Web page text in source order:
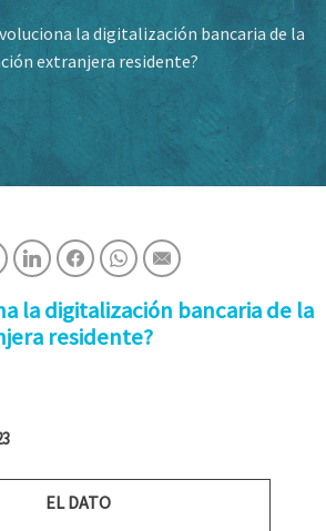
la digitalización bancaria de la
extranjera residente?
la digitalización bancaria de la
residente?
EL DATO